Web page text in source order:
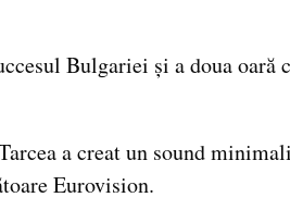
Bulgariei și a doua
a creat un sound
Eurovision.